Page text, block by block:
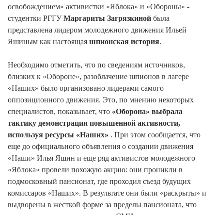
освобождением» активистки «Яблока» и «Обороны» -
студентки РГГУМаргариты Загрязкиной была
представлена лидером молодежного движения Ильей
Яшиным как настоящая шпионская история.
Необходимо отметить, что по сведениям источников,
близких к «Обороне», разоблачение шпионов в лагере
«Наших» было организовано лидерами самого
оппозиционного движения. Это, по мнению некоторых
специалистов, показывает, что «Оборона» выбрала
тактику демонстрации повышенной активности,
используя ресурсы «Наших» . При этом сообщается, что
еще до официального объявления о создании движения
«Наши» Илья Яшин и еще ряд активистов молодежного
«Яблока» провели похожую акцию: они проникли в
подмосковный пансионат, где проходил съезд будущих
комиссаров «Наших». В результате они были «раскрыты» и
выдворены в жесткой форме за пределы пансионата, что